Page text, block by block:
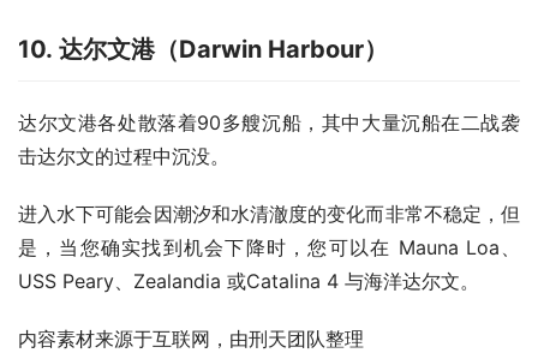
10. 达尔文港（Darwin Harbour）
达尔文港各处散落着90多艘沉船，其中大量沉船在二战袭
击达尔文的过程中沉没。
进入水下可能会因潮汐和水清澈度的变化而非常不稳定，但
是，当您确实找到机会下降时，您可以在 Mauna Loa、
USS Peary、Zealandia 或Catalina 4 与海洋达尔文。
内容素材来源于互联网，由刑天团队整理